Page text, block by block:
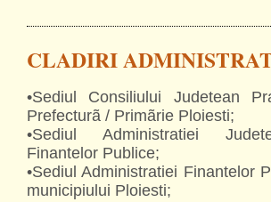
CLADIRI
•Sediul Consiliului Judetean
Prefecturã / Primãrie Ploiesti;
•Sediul Administratiei
Finantelor Publice;
•Sediul Administratiei Finantelor
municipiului Ploiesti;